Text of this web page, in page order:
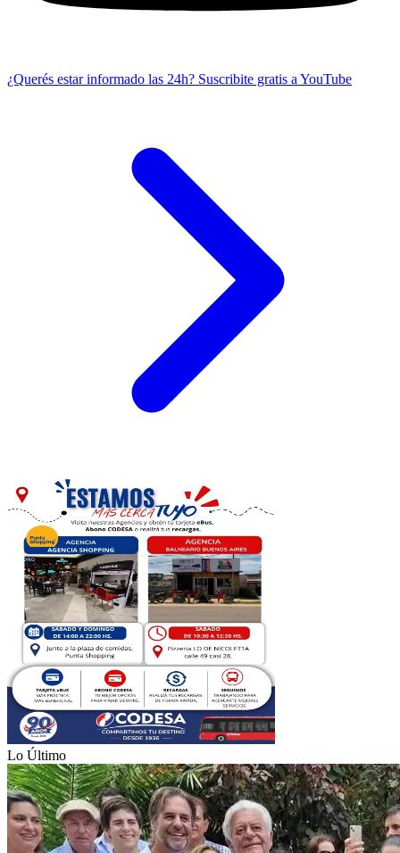
¿Querés estar informado las 24h? Suscribite gratis a YouTube
Lo Último